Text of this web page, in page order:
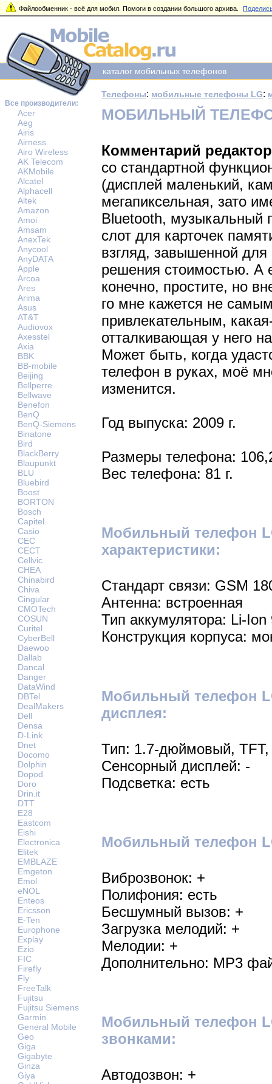
Файлообменник - всё для мобил. Помоги в создании большого архива.
Все производители:
Acer
Aeg
Airis
Airness
Airo Wireless
AK Telecom
AKMobile
Alcatel
Alphacell
Altek
Amazon
Amoi
Amsam
AnexTek
Anycool
AnyDATA
Apple
Arcoa
Ares
Arima
Asus
AT&T
Audiovox
Axesstel
Axia
BBK
BB-mobile
Beijing
Bellperre
Bellwave
Benefon
BenQ
BenQ-Siemens
Binatone
Bird
BlackBerry
Blaupunkt
BLU
Bluebird
Boost
BORTON
Bosch
Capitel
Casio
CEC
CECT
Cellvic
CHEA
Chinabird
Chiva
Cingular
CMOTech
COSUN
Curitel
CyberBell
Daewoo
Dallab
Dancal
Danger
DataWind
DBTel
DealMakers
Dell
Densa
D-Link
Dnet
Docomo
Dolphin
Dopod
Doro
Drin.it
DTT
E28
Eastcom
Eishi
Electronica
Elitek
EMBLAZE
Emgeton
Emol
eNOL
Enteos
Ericsson
E-Ten
Europhone
Explay
Ezio
FIC
Firefly
Fly
FreeTalk
Fujitsu
Fujitsu Siemens
Garmin
General Mobile
Geo
Giga
Gigabyte
Ginza
Giya
каталог мобильных телефонов
Телефоны: мобильные телефоны LG:
МОБИЛЬНЫЙ
Комментарий
со стандартной
(дисплей маленький,
мегапиксельная, зато
Bluetooth, музыкальный
слот для карточек
взгляд, завышенной для
решения стоимостью.
конечно, простите, но
го мне кажется не
привлекательным,
отталкивающая у него
Может быть, когда
телефон в руках, моё
изменится.
Год выпуска: 2009 г.
Размеры телефона:
Вес телефона: 81 г.
Мобильный телефон
характеристики:
Стандарт связи: GSM
Антенна: встроенная
Тип аккумулятора: Li-
Конструкция корпуса:
Мобильный телефон
дисплея:
Тип: 1.7-дюймовый, TFT,
Сенсорный дисплей: -
Подсветка: есть
Мобильный телефон
Виброзвонок: +
Полифония: есть
Бесшумный вызов: +
Загрузка мелодий: +
Мелодии: +
Дополнительно: MP3
Мобильный телефон
звонками:
Автодозвон: +